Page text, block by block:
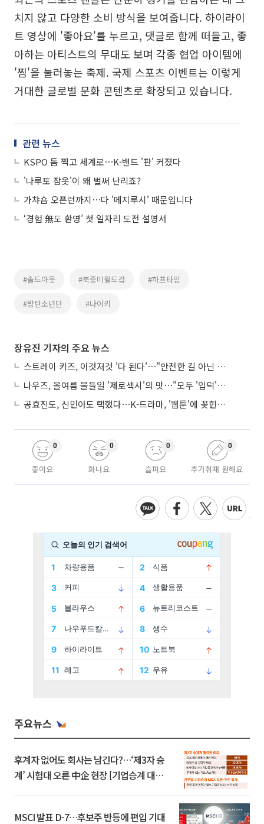
치지 않고 다양한 소비 방식을 보여줍니다. 하이라이
트 영상에 '좋아요'를 누르고, 댓글로 함께 떠들고, 좋
아하는 아티스트의 무대도 보며 각종 협업 아이템에
'찜'을 눌러놓는 축제. 국제 스포츠 이벤트는 이렇게
거대한 글로벌 문화 콘텐츠로 확장되고 있습니다.
관련 뉴스
KSPO 돔 찍고 세계로⋯K-밴드 '판' 커졌다
'나루토 잠옷'이 왜 벌써 난리죠?
가챠숍 오픈런까지⋯다 '메지루시' 때문입니다
‘경험 無도 환영’ 첫 일자리 도전 설명서
#솔드아웃 #북중미월드컵 #하프타임
#방탄소년단 #나이키
장유진 기자의 주요 뉴스
스트레이 키즈, 이것저것 '다 된다'⋯"안전한 길 아닌 도전이 재밌어"
나우즈, 올여름 물들일 '제로섹시'의 맛⋯"모두 '입덕'시킬 것"
공효진도, 신민아도 택했다⋯K-드라마, '웹툰'에 꽂힌 이유
좋아요
0
화나요
0
슬퍼요
0
추가취재 원해요
0
주요뉴스
후계자 없어도 회사는 남긴다?…‘제3자 승
계’ 시험대 오른 中企 현장 [기업승계 대전
MSCI 발표 D-7…후보주 반등에 편입 기대